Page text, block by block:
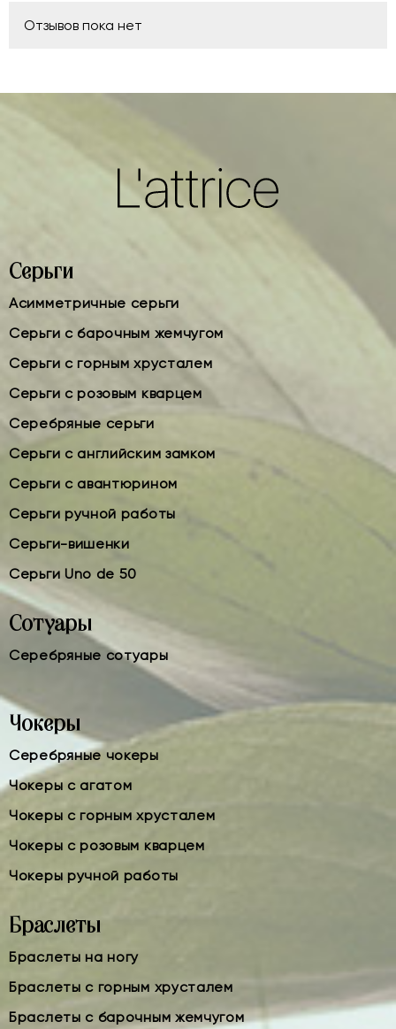
Отзывов пока нет
Серьги
Асимметричные серьги
Серьги с барочным жемчугом
Серьги с горным хрусталем
Серьги с розовым кварцем
Серебряные серьги
Серьги с английским замком
Серьги с авантюрином
Серьги ручной работы
Серьги-вишенки
Серьги Uno de 50
Сотуары
Серебряные сотуары
Чокеры
Серебряные чокеры
Чокеры с агатом
Чокеры с горным хрусталем
Чокеры с розовым кварцем
Чокеры ручной работы
Браслеты
Браслеты на ногу
Браслеты с горным хрусталем
Браслеты с барочным жемчугом